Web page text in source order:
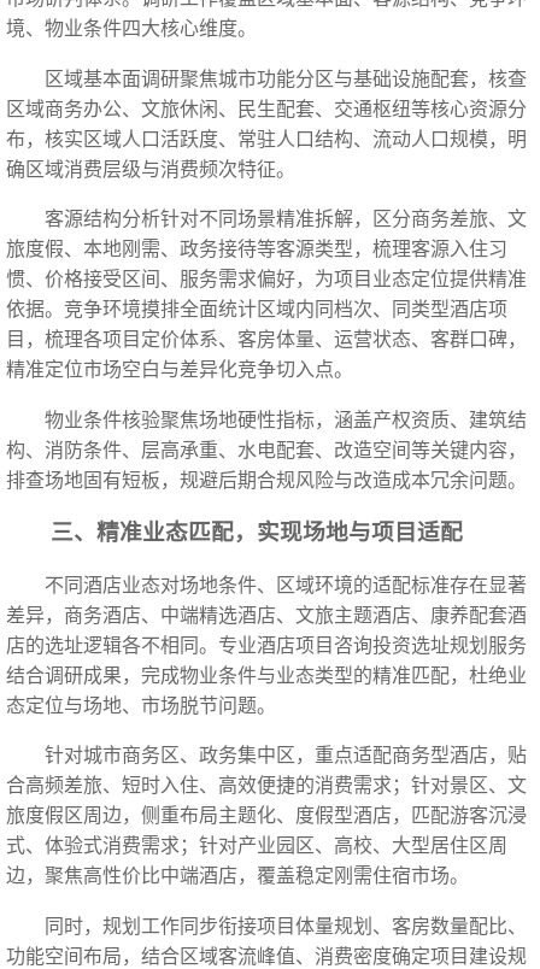
境、物业条件四大核心维度。
区域基本面调研聚焦城市功能分区与基础设施配套，核查
区域商务办公、文旅休闲、民生配套、交通枢纽等核心资源分
布，核实区域人口活跃度、常驻人口结构、流动人口规模，明
确区域消费层级与消费频次特征。
客源结构分析针对不同场景精准拆解，区分商务差旅、文
旅度假、本地刚需、政务接待等客源类型，梳理客源入住习
惯、价格接受区间、服务需求偏好，为项目业态定位提供精准
依据。竞争环境摸排全面统计区域内同档次、同类型酒店项
目，梳理各项目定价体系、客房体量、运营状态、客群口碑，
精准定位市场空白与差异化竞争切入点。
物业条件核验聚焦场地硬性指标，涵盖产权资质、建筑结
构、消防条件、层高承重、水电配套、改造空间等关键内容，
排查场地固有短板，规避后期合规风险与改造成本冗余问题。
三、精准业态匹配，实现场地与项目适配
不同酒店业态对场地条件、区域环境的适配标准存在显著
差异，商务酒店、中端精选酒店、文旅主题酒店、康养配套酒
店的选址逻辑各不相同。专业酒店项目咨询投资选址规划服务
结合调研成果，完成物业条件与业态类型的精准匹配，杜绝业
态定位与场地、市场脱节问题。
针对城市商务区、政务集中区，重点适配商务型酒店，贴
合高频差旅、短时入住、高效便捷的消费需求；针对景区、文
旅度假区周边，侧重布局主题化、度假型酒店，匹配游客沉浸
式、体验式消费需求；针对产业园区、高校、大型居住区周
边，聚焦高性价比中端酒店，覆盖稳定刚需住宿市场。
同时，规划工作同步衔接项目体量规划、客房数量配比、
功能空间布局，结合区域客流峰值、消费密度确定项目建设规